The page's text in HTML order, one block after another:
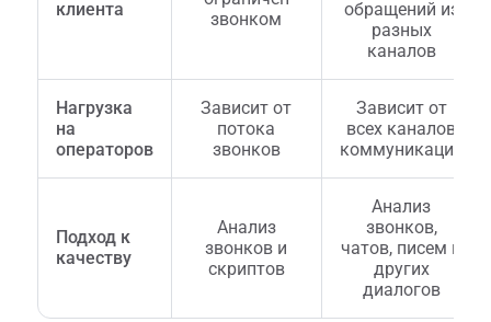
клиента
звонком
обращений из
разных
каналов
Нагрузка
на
операторов
Зависит от
потока
звонков
Зависит от
всех каналов
коммуникации
Подход к
качеству
Анализ
звонков и
скриптов
Анализ
звонков,
чатов, писем и
других
диалогов